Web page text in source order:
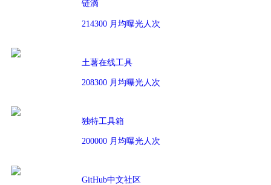
链滴
214300 月均曝光人次
土薯在线工具
208300 月均曝光人次
独特工具箱
200000 月均曝光人次
GitHub中文社区